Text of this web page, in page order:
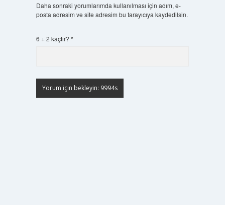
Daha sonraki yorumlarımda kullanılması için adım, e-
posta adresim ve site adresim bu tarayıcıya kaydedilsin.
6 + 2 kaçtır? *